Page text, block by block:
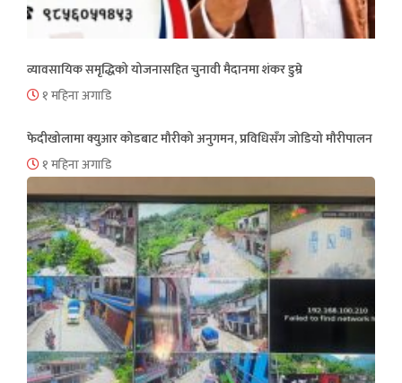
व्यावसायिक समृद्धिको योजनासहित चुनावी मैदानमा शंकर डुम्रे
१ महिना अगाडि
फेदीखोलामा क्युआर कोडबाट मौरीको अनुगमन, प्रविधिसँग जोडियो मौरीपालन
१ महिना अगाडि